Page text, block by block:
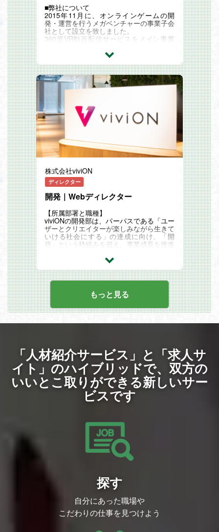
エンタメ業界（出版、同人、Webコンテ
ンツ等）での実務経験
営業、営業企画、またはCRM運用の実務
経験
社内システムの折衝や業務フロー改善の経
マルチタスクを効率的にこなせる柔軟性と
自ら考えて動きながら、周囲を巻き込んで
物事を前に進めてきた経験
AIや新しいツールを試しながら業務のやり
方をどんどん進化させていくことに面白さ
を感じる方
■弊社について
2015年11月に、オンラインゲームの開
発・運営を行うメガベンチャーの事業子会
社として設立を致しました。
360度VR動画配信サービスをメイン事業
観光など様々なイベント・企業・団体と協
力し、事業拡大をしています。
「VR動画サービスナンバーワン」を目指
し、一人でも多くの方に魅力的なVRコン
テンツを提供していくため、人員強化を見
ました。
経営陣直下、営業部門立ち上げの第一人者
として、ご活躍頂きたく思っております。
■仕事内容
VRを活用したプロデュース事業を担う「V
RPartners事業部」にて、プロデューサー
として、360度VR映像という新たな領域
の納品までを一貫して担当いただきます。
また、既存クライアントに加え、新規クラ
イアント獲得を行なっていただき、顧客の
課題ニーズをもとにVRを活用したマーケ
ティング、販売促進、業務改善・研修など
の新たなサービスを提供し、クライアント
のご希望を最大限に叶えることが主なミッ
ションです。
自らの成果が会社の業績だけでなく、VR
市場や、将来的にはXR市場に直結する重
って業務に取り組む姿勢が求められます。
■業務内容
・クライアント又は広告代理店との折衝
・制作物のクオリティ管理
・360°映像でのWEB番組/PVの企画、制作
・予算管理
・メンバーマネジメント
ーケティング施策）の企画立案と実行
【弊社で働く魅力について】
・会社の成長に直結するポジションなの
で、経営陣の近くで働ける
・VRで、世の中を動かす「面白い」を創
ることができる
・部門立上げから、組織拡大を経験できる
株式会社viviON
ディレクター
開発｜Webディレクター
【所属部署と職種】
viviONの開発部は、パーパスである「ユー
ザーとクリエイターが楽しみながら生きて
いける社会にする」の達成に向け、「開
発」という枠組みを超え、事業成長を推進
のスピードを加速させるため、技術的なス
ペシャリティに留まらず、事業を深く理解
し、成長に貢献できる人材を増やすことを
ミッションとしています。
【Webディレクター】 は、会員数1,300万
人を超える国内最大級の二次元総合ダウン
ロードショップ「DLsite」のサービス成長
を牽引するポジションです。単に企画を実
装するだけでなく、事業部と連携して企画
ていただきます。ユーザーとクリエイター
双方に価値を届けるため、受け身ではなく
自ら課題を発見し、解決策を提案・実行す
ることで、サービスを次のフェーズへと進
化させることが期待されます。
現在、DLsiteはさらなる事業拡大とサービ
た企画を忠実に開発・進行する」スタイル
が主でしたが、今後は「開発側も企画段階
から参画し、成果最大化に向けて積極的に
提案を行う」体制へのシフトを進めていま
す。サービスの規模が拡大し続ける中で、
メンバーのスキル強化やチームビルディン
できる強いディレクター組織を構築するた
め、変革を共に推進できる方を募集しま
【業務内容】
「DLsite」の機能追加、改修、キャンペー
もっと見る
「人材紹介サービス」と「求人サ
イト」のハイブリッドで、双方の
いいとこ取りができる新しいサー
ビスです
探す
自分にあった職場や
こだわりの仕事を見つけよう